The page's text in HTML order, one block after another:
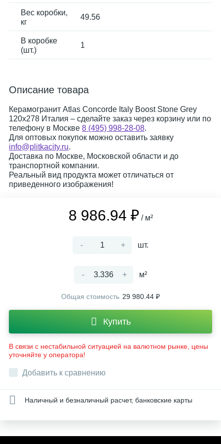
Вес коробки,
кг
49.56
В коробке
(шт.)
1
Описание товара
Керамогранит Atlas Concorde Italy Boost Stone Grey
120x278 Италия – сделайте заказ через корзину или по
телефону в Москве 8 (495) 998-28-08.
Для оптовых покупок можно оставить заявку
info@plitkacity.ru.
Доставка по Москве, Московской области и до
транспортной компании.
Реальный вид продукта может отличаться от
приведенного изображения!
8 986.94 ₽ / м²
- + шт.
- + м²
Общая стоимость 29 980.44 ₽
Купить
В связи с нестабильной ситуацией на валютном рынке, цены
уточняйте у оператора!
Добавить к сравнению
Наличный и безналичный расчет, банковские карты